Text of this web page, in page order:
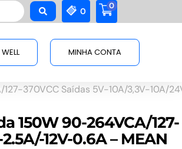
0
0
MINHA CONTA
370VCC Saídas 5V-10A/3,3V-10A/
150W 90-264VCA/127-
12V-0.6A – MEAN